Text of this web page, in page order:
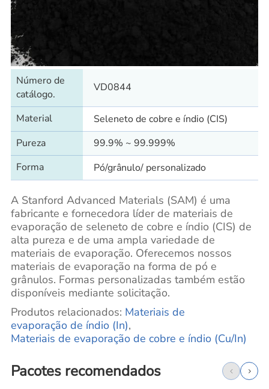
Número de
catálogo.
VD0844
Material
Seleneto de cobre e índio (CIS)
Pureza
99.9% ~ 99.999%
Forma
Pó/grânulo/ personalizado
A Stanford Advanced Materials (SAM) é uma
fabricante e fornecedora líder de materiais de
evaporação de seleneto de cobre e índio (CIS) de
alta pureza e de uma ampla variedade de
materiais de evaporação. Oferecemos nossos
materiais de evaporação na forma de pó e
grânulos. Formas personalizadas também estão
disponíveis mediante solicitação.
Produtos relacionados: Materiais de
evaporação de índio (In),
Materiais de evaporação de cobre e índio (Cu/In)
Pacotes recomendados